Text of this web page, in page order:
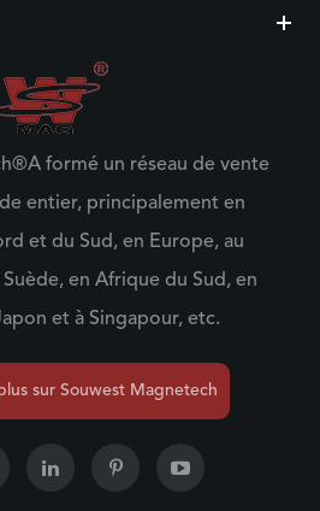
formé un réseau de vente
entier, principalement en
et du Sud, en Europe, au
en Afrique du Sud, en
et à Singapour, etc.
sur Souwest Magnetech